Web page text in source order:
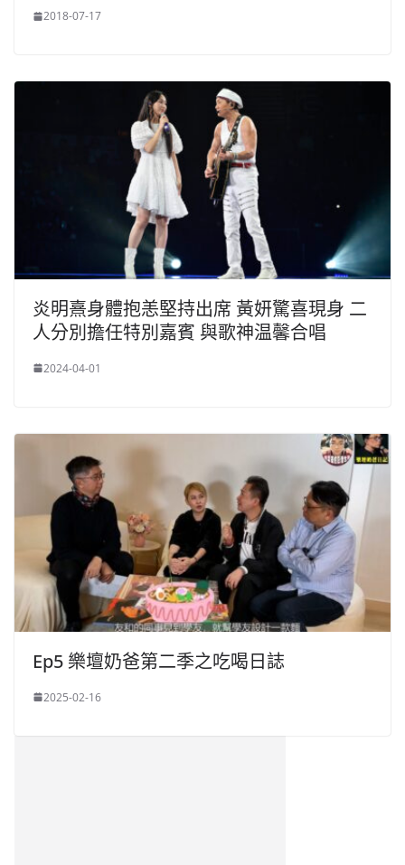
2018-07-17
炎明熹身體抱恙堅持出席 黃妍驚喜現身 二
人分別擔任特別嘉賓 與歌神温馨合唱
2024-04-01
Ep5 樂壇奶爸第二季之吃喝日誌
2025-02-16